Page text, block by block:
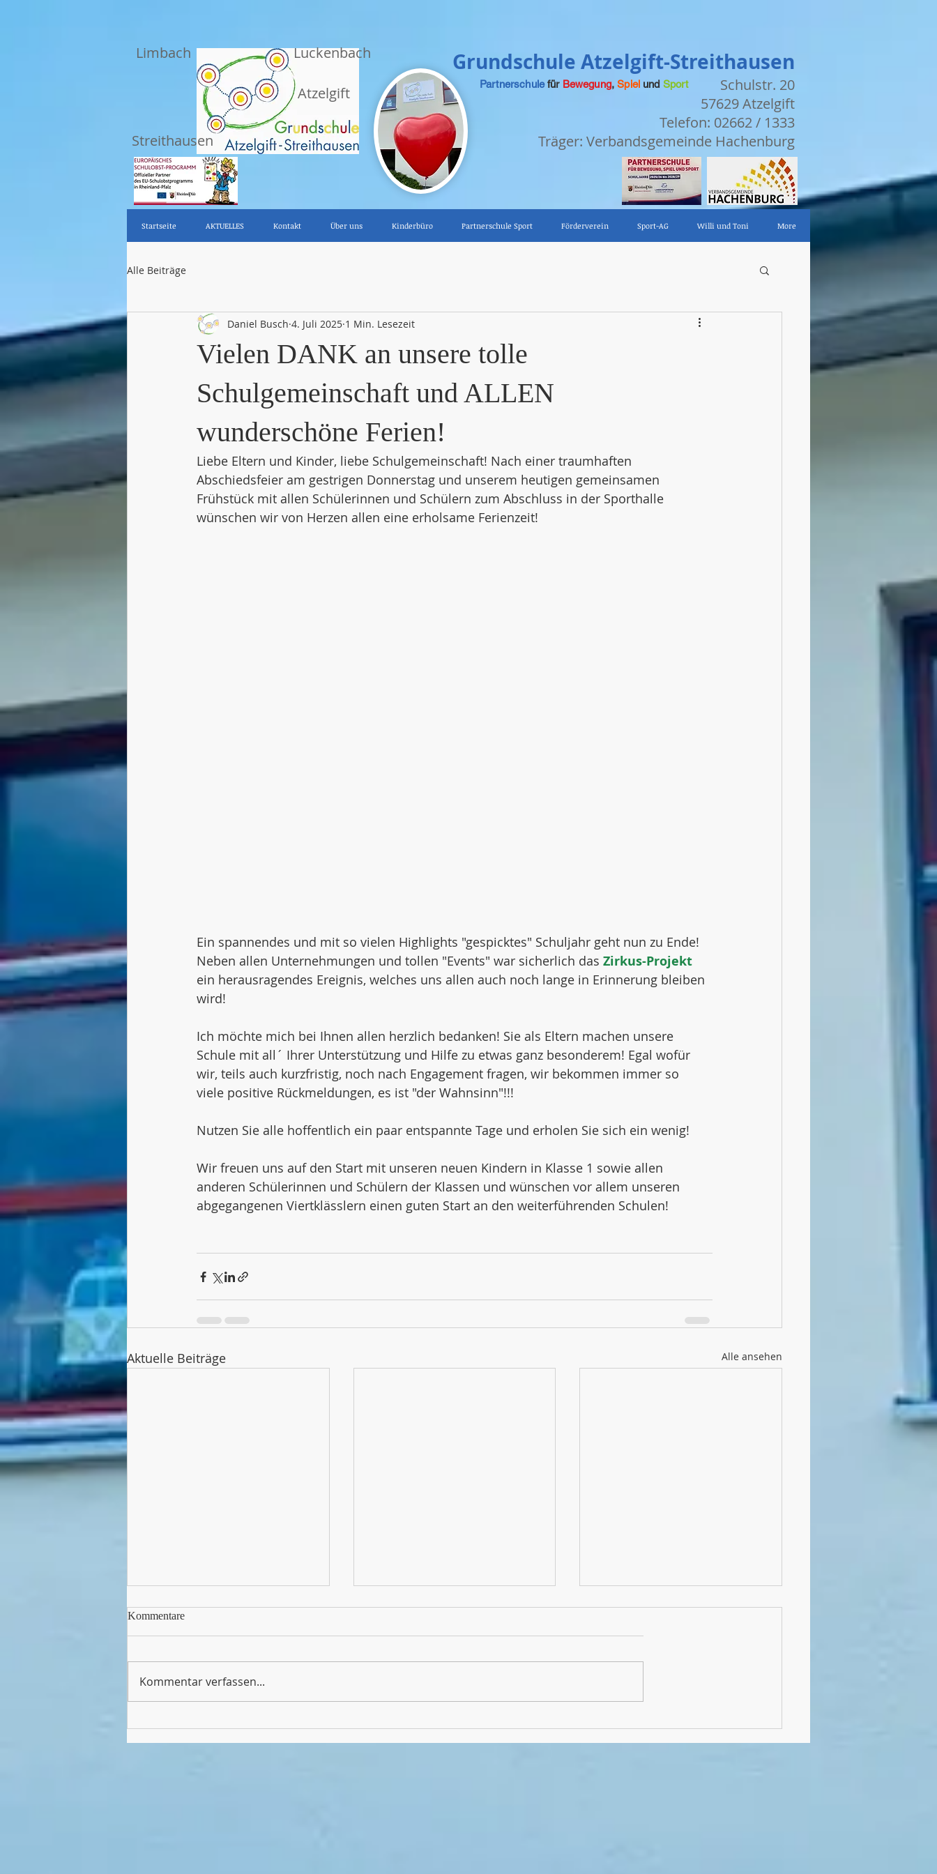
Limbach
Streithausen
Grundschule Atzelgift-Streithausen
Schulstr. 20
57629 Atzelgift
Telefon: 02662 / 1333
Träger: Verbandsgemeinde Hachenburg
Luckenbach
Atzelgift Partnerschulefür Bewegung,Spiel und Sport
Startseite AKTUELLES Kontakt Über uns Kinderbüro Partnerschule Sport Förderverein Sport-AG Willi und Toni More
Alle Beiträge
Vielen DANK an unsere tolle
Schulgemeinschaft und ALLEN
wunderschöne Ferien!
Daniel Busch 4. Juli 2025 1 Min. Lesezeit
Liebe Eltern und Kinder, liebe Schulgemeinschaft! Nach einer traumhaften
Abschiedsfeier am gestrigen Donnerstag und unserem heutigen gemeinsamen
Frühstück mit allen Schülerinnen und Schülern zum Abschluss in der Sporthalle
wünschen wir von Herzen allen eine erholsame Ferienzeit!
Ein spannendes und mit so vielen Highlights "gespicktes" Schuljahr geht nun zu Ende!
Neben allen Unternehmungen und tollen "Events" war sicherlich das Zirkus-Projekt
ein herausragendes Ereignis, welches uns allen auch noch lange in Erinnerung bleiben
wird!
Ich möchte mich bei Ihnen allen herzlich bedanken! Sie als Eltern machen unsere
Schule mit all´ Ihrer Unterstützung und Hilfe zu etwas ganz besonderem! Egal wofür
wir, teils auch kurzfristig, noch nach Engagement fragen, wir bekommen immer so
viele positive Rückmeldungen, es ist "der Wahnsinn"!!!
Nutzen Sie alle hoffentlich ein paar entspannte Tage und erholen Sie sich ein wenig!
Wir freuen uns auf den Start mit unseren neuen Kindern in Klasse 1 sowie allen
anderen Schülerinnen und Schülern der Klassen und wünschen vor allem unseren
abgegangenen Viertklässlern einen guten Start an den weiterführenden Schulen!
Aktuelle Beiträge Alle ansehen
Kommentare
Kommentar verfassen...